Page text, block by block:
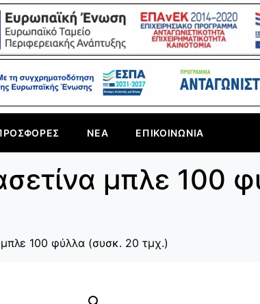
ΝΈΑ ΕΠΙΚΟΙΝΩΝΊΑ
μπλε 100
100 φύλλα (συσκ. 20 τμχ.)